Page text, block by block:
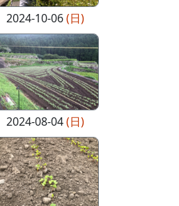
2024-10-06(日)
2024-08-04(日)